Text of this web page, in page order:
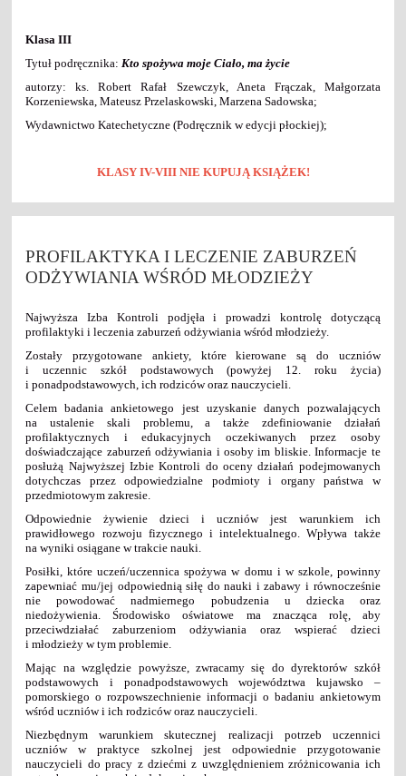
Klasa III
Tytuł podręcznika: Kto spożywa moje Ciało, ma życie
autorzy: ks. Robert Rafał Szewczyk, Aneta Frączak, Małgorzata
Korzeniewska, Mateusz Przelaskowski, Marzena Sadowska;
Wydawnictwo Katechetyczne (Podręcznik w edycji płockiej);
KLASY IV-VIII NIE KUPUJĄ KSIĄŻEK!
PROFILAKTYKA I LECZENIE ZABURZEŃ
ODŻYWIANIA WŚRÓD MŁODZIEŻY
Najwyższa Izba Kontroli podjęła i prowadzi kontrolę dotyczącą
profilaktyki i leczenia zaburzeń odżywiania wśród młodzieży.
Zostały przygotowane ankiety, które kierowane są do uczniów
i uczennic szkół podstawowych (powyżej 12. roku życia)
i ponadpodstawowych, ich rodziców oraz nauczycieli.
Celem badania ankietowego jest uzyskanie danych pozwalających
na ustalenie skali problemu, a także zdefiniowanie działań
profilaktycznych i edukacyjnych oczekiwanych przez osoby
doświadczające zaburzeń odżywiania i osoby im bliskie. Informacje te
posłużą Najwyższej Izbie Kontroli do oceny działań podejmowanych
dotychczas przez odpowiedzialne podmioty i organy państwa w
przedmiotowym zakresie.
Odpowiednie żywienie dzieci i uczniów jest warunkiem ich
prawidłowego rozwoju fizycznego i intelektualnego. Wpływa także
na wyniki osiągane w trakcie nauki.
Posiłki, które uczeń/uczennica spożywa w domu i w szkole, powinny
zapewniać mu/jej odpowiednią siłę do nauki i zabawy i równocześnie
nie powodować nadmiernego pobudzenia u dziecka oraz
niedożywienia. Środowisko oświatowe ma znacząca rolę, aby
przeciwdziałać zaburzeniom odżywiania oraz wspierać dzieci
i młodzieży w tym problemie.
Mając na względzie powyższe, zwracamy się do dyrektorów szkół
podstawowych i ponadpodstawowych województwa kujawsko –
pomorskiego o rozpowszechnienie informacji o badaniu ankietowym
wśród uczniów i ich rodziców oraz nauczycieli.
Niezbędnym warunkiem skutecznej realizacji potrzeb uczennici
uczniów w praktyce szkolnej jest odpowiednie przygotowanie
nauczycieli do pracy z dziećmi z uwzględnieniem zróżnicowania ich